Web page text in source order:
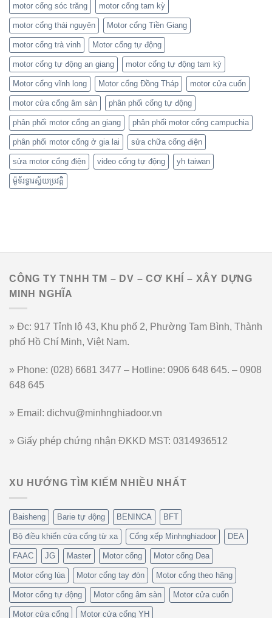
motor cổng sóc trăng motor cổng tam kỳ
motor cổng thái nguyên Motor cổng Tiền Giang
motor cổng trà vinh Motor cổng tự động
motor cổng tự động an giang motor cổng tự động tam kỳ
Motor cổng vĩnh long Motor cổng Đồng Tháp motor cửa cuốn
motor cửa cổng âm sàn phân phối cổng tự động
phân phối motor cổng an giang phân phối motor cổng campuchia
phân phối motor cổng ở gia lai sửa chữa cổng điện
sửa motor cổng điện video cổng tự động yh taiwan
ម៉ូទ័រទ្វារស្វ័យប្រវត្តិ
CÔNG TY TNHH TM – DV – CƠ KHÍ – XÂY DỰNG
MINH NGHĨA
» Đc: 917 Tỉnh lộ 43, Khu phố 2, Phường Tam Bình, Thành
phố Hồ Chí Minh, Việt Nam.
» Phone: (028) 6681 3477 – Hotline: 0906 648 645. – 0908
648 645
» Email: dichvu@minhnghiadoor.vn
» Giấy phép chứng nhận ĐKKD MST: 0314936512
XU HƯỚNG TÌM KIẾM NHIỀU NHẤT
Baisheng Barie tự động BENINCA BFT
Bộ điều khiển cửa cổng từ xa Cổng xếp Minhnghiadoor DEA
FAAC JG Master Motor cổng Motor cổng Dea
Motor cổng lùa Motor cổng tay đòn Motor cổng theo hãng
Motor cổng tự động Motor cổng âm sàn Motor cửa cuốn
Motor cửa cổng Motor cửa cổng YH